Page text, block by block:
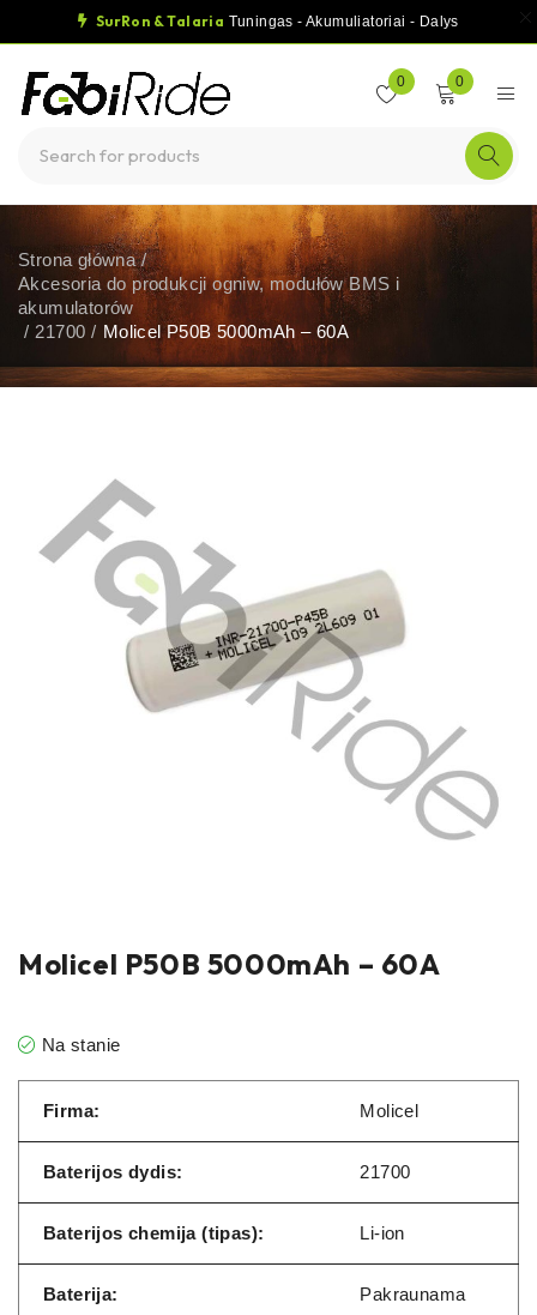
SurRon & Talaria Tuningas - Akumuliatoriai - Dalys
0 0
Strona główna /
Akcesoria do produkcji ogniw, modułów BMS i
akumulatorów
/ 21700 / Molicel P50B 5000mAh – 60A
Molicel P50B 5000mAh – 60A
Na stanie
Firma: Molicel
Baterijos dydis: 21700
Baterijos chemija (tipas): Li-ion
Baterija: Pakraunama